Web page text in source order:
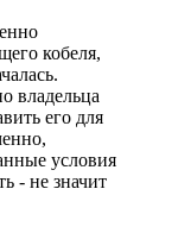
кобеля,
владельца
его для
условия
- не значит